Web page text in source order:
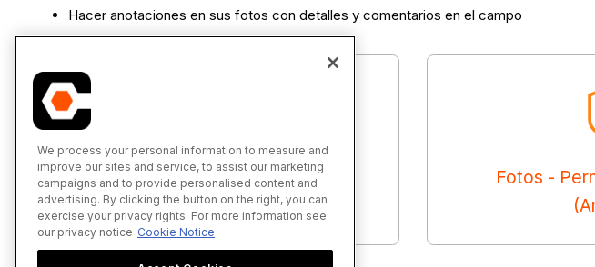
Hacer anotaciones en sus fotos con detalles y comentarios en el campo
Fotos - Tutoriales (Android)
Fotos -
We process your personal information to measure and
improve our sites and service, to assist our marketing
campaigns and to provide personalised content and
advertising. By clicking the button on the right, you can
exercise your privacy rights. For more information see
our privacy notice Cookie Notice